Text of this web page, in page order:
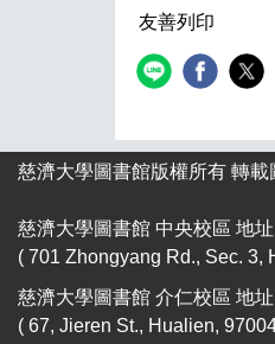
友善列印
慈濟大學圖書館版權所有 轉
慈濟大學圖書館 中央校區 地
( 701 Zhongyang Rd., Sec. 3,
慈濟大學圖書館 介仁校區 地
( 67, Jieren St., Hualien,